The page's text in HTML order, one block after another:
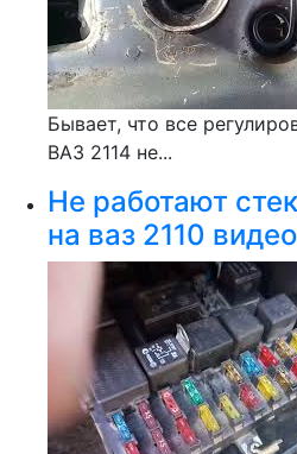
Бывает, что все
ВАЗ 2114 не...
Не работают
на ваз 2110 видео